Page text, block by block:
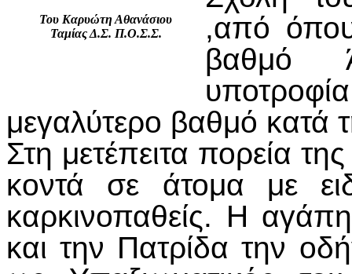
Του Καρυώτη Αθανάσιου
Ταμίας Δ.Σ. Π.Ο.Σ.Σ.
,από
βαθμό
μεγαλύτερο βαθμό κατά
Στη μετέπειτα πορεία
κοντά σε άτομα με
καρκινοπαθείς. Η
και την Πατρίδα την